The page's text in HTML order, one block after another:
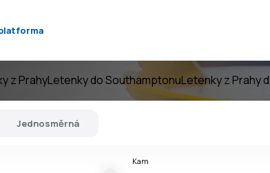
z PrahyLetenky do SouthamptonuLetenky z Prahy
Jednosměrná
Kam